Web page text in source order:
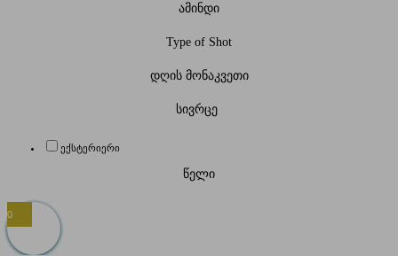
ამინდი
Type of Shot
დღის მონაკვეთი
სივრცე
ექსტერიერი
წელი
0